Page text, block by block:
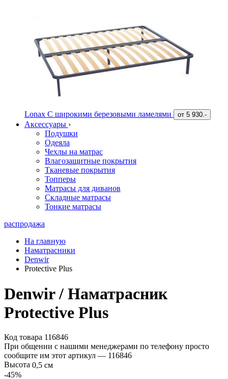
Lonax С широкими березовыми ламелями от 5 930.-
Аксессуары ›
Подушки
Одеяла
Чехлы на матрас
Влагозащитные покрытия
Тканевые покрытия
Топперы
Матрасы для диванов
Складные матрасы
Тонкие матрасы
распродажа
На главную
Наматрасники
Denwir
Protective Plus
Denwir / Наматрасник
Protective Plus
Код товара 116846
При общении с нашими менеджерами по телефону просто
сообщите им этот артикул — 116846
Высота 0,5 см
-45%